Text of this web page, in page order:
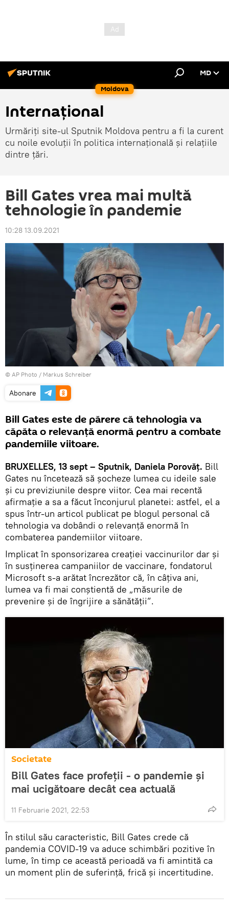
Moldova
MD
Internațional
Urmăriți site-ul Sputnik Moldova pentru a fi la curent
cu noile evoluții în politica internațională și relațiile
dintre țări.
Bill Gates vrea mai multă
tehnologie în pandemie
10:28 13.09.2021
© AP Photo / Markus Schreiber
Abonare
Bill Gates este de părere că tehnologia va
căpăta o relevanță enormă pentru a combate
pandemiile viitoare.
BRUXELLES, 13 sept – Sputnik, Daniela Porovăț. Bill
Gates nu încetează să șocheze lumea cu ideile sale
și cu previziunile despre viitor. Cea mai recentă
afirmație a sa a făcut înconjurul planetei: astfel, el a
spus într-un articol publicat pe blogul personal că
tehnologia va dobândi o relevanţă enormă în
combaterea pandemiilor viitoare.
Implicat în sponsorizarea creației vaccinurilor dar și
în susținerea campaniilor de vaccinare, fondatorul
Microsoft s-a arătat încrezător că, în câţiva ani,
lumea va fi mai conştientă de „măsurile de
prevenire şi de îngrijire a sănătăţii”.
Societate
Bill Gates face profeții - o pandemie și
mai ucigătoare decât cea actuală
11 Februarie 2021, 22:53
În stilul său caracteristic, Bill Gates crede că
pandemia COVID-19 va aduce schimbări pozitive în
lume, în timp ce această perioadă va fi amintită ca
un moment plin de suferinţă, frică şi incertitudine.